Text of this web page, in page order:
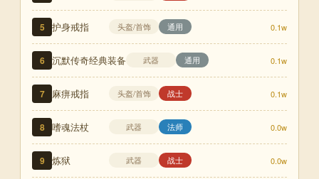
5 护身戒指 头盔/首饰 通用 0.1w
6 沉默传奇经典装备 武器 通用 0.1w
7 麻痹戒指 头盔/首饰 战士 0.1w
8 嗜魂法杖 武器 法师 0.0w
9 炼狱 武器 战士 0.0w